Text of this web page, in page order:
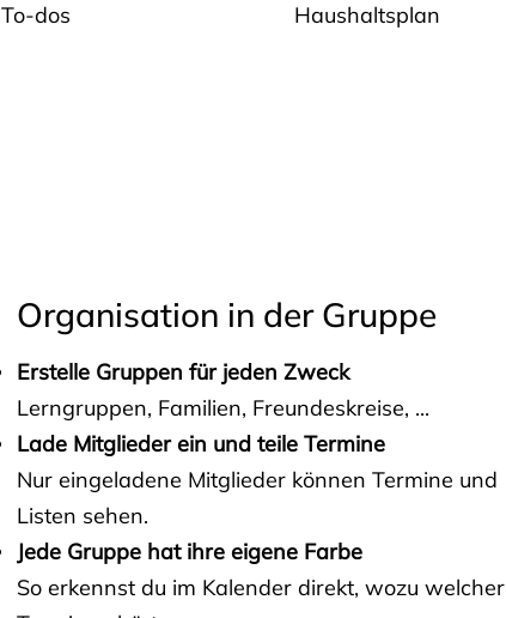
To-dos
Haushaltsplan
Organisation in der Gruppe
Erstelle Gruppen für jeden Zweck
Lerngruppen, Familien, Freundeskreise, ...
Lade Mitglieder ein und teile Termine
Nur eingeladene Mitglieder können Termine und
Listen sehen.
Jede Gruppe hat ihre eigene Farbe
So erkennst du im Kalender direkt, wozu welcher